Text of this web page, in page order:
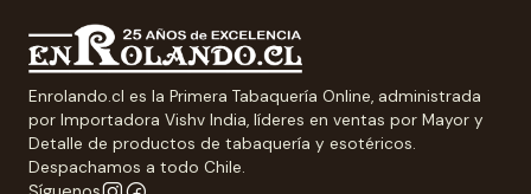
Enrolando.cl es la Primera Tabaquería Online, administrada
por Importadora Vishv India, líderes en ventas por Mayor y
Detalle de productos de tabaquería y esotéricos.
Despachamos a todo Chile.